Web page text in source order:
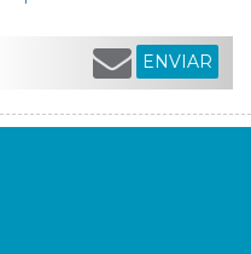
ENVIAR